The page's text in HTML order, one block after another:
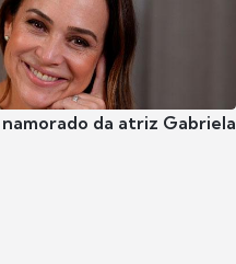
da atriz Gabriela